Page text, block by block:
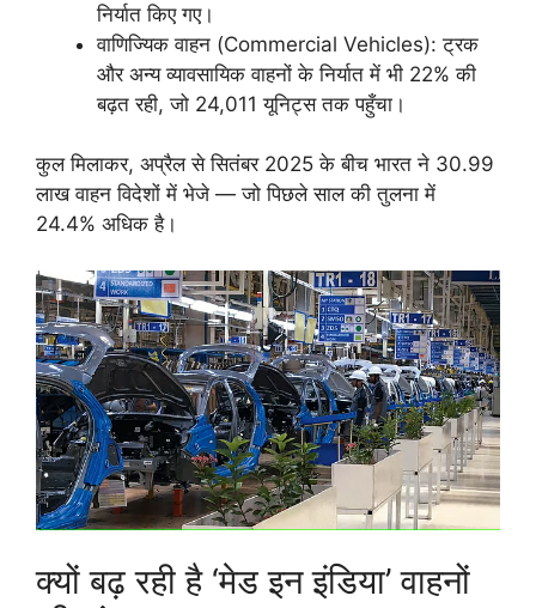
निर्यात किए गए।
वाणिज्यिक वाहन (Commercial Vehicles): ट्रक
और अन्य व्यावसायिक वाहनों के निर्यात में भी 22% की
बढ़त रही, जो 24,011 यूनिट्स तक पहुँचा।
कुल मिलाकर, अप्रैल से सितंबर 2025 के बीच भारत ने 30.99
लाख वाहन विदेशों में भेजे — जो पिछले साल की तुलना में
24.4% अधिक है।
क्यों बढ़ रही है ‘मेड इन इंडिया’ वाहनों